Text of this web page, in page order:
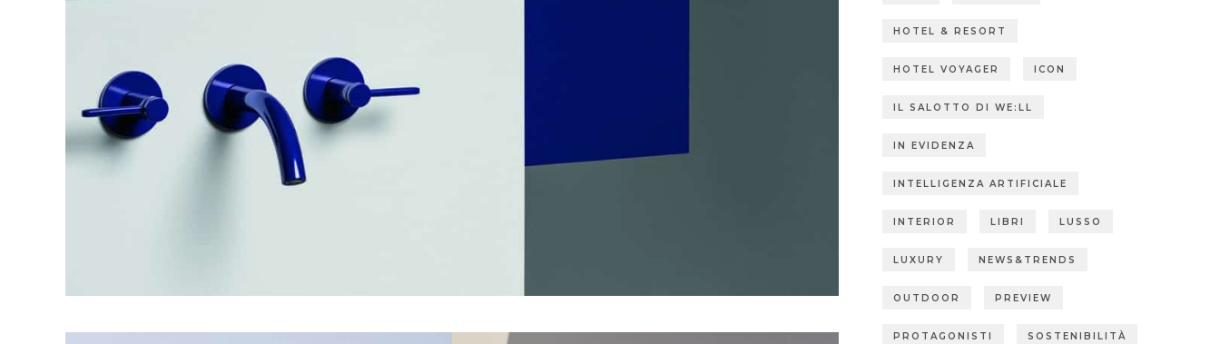
HOTEL & RESORT
HOTEL VOYAGER ICON
IL SALOTTO DI WE:LL
IN EVIDENZA
INTELLIGENZA ARTIFICIALE
INTERIOR LIBRI LUSSO
LUXURY NEWS&TRENDS
OUTDOOR PREVIEW
PROTAGONISTI SOSTENIBILITÀ